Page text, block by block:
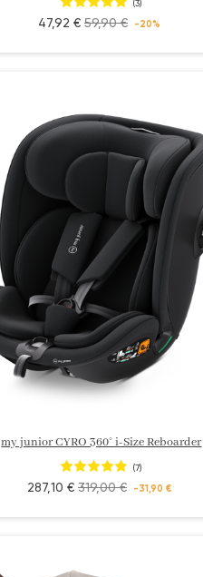
(3)
47,92 € 59,90 € -20%
my junior CYRO 360° i-Size Reboarder
(7)
287,10 € 319,00 € -31,90 €